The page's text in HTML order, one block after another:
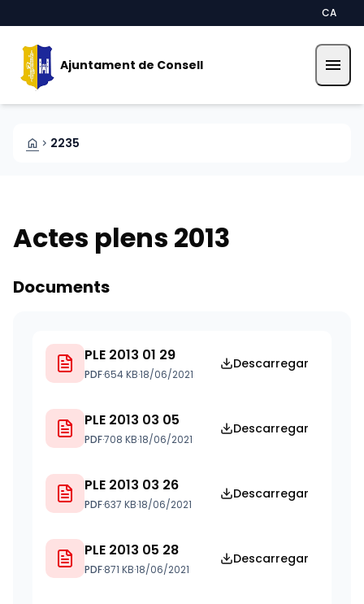
CA
Ajuntament de Consell menu
HOME CHEVRON_RIGHT 2235
Actes plens 2013
Documents
PLE 2013 01 29
PDF·654 KB·18/06/2021
Descarregar
PLE 2013 03 05
PDF·708 KB·18/06/2021
Descarregar
PLE 2013 03 26
PDF·637 KB·18/06/2021
Descarregar
PLE 2013 05 28
PDF·871 KB·18/06/2021
Descarregar